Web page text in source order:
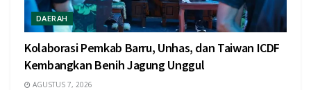
DAERAH
Kolaborasi Pemkab Barru, Unhas, dan Taiwan ICDF
Kembangkan Benih Jagung Unggul
AGUSTUS 7, 2026